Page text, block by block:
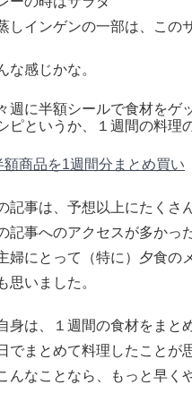
しインゲンの一部は、この
な感じかな。
週に半額シールで食材をゲ
ピというか、１週間の料理
額商品を1週間分まとめ買い
記事は、予想以上にたくさ
記事へのアクセスが多かっ
主婦にとって（特に）夕食の
思いました。
身は、１週間の食材をまと
でまとめて料理したことが
こんなことなら、もっと早く